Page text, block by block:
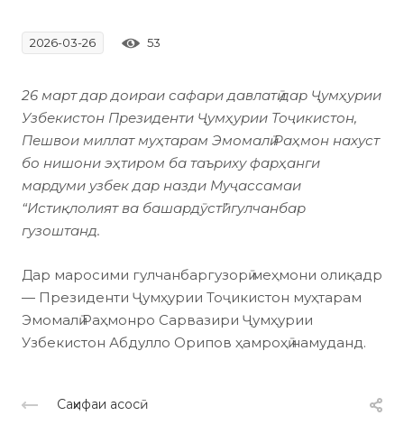
2026-03-26 53
26 март дар доираи сафари давлатӣ дар Ҷумҳурии
Узбекистон Президенти Ҷумҳурии Тоҷикистон,
Пешвои миллат муҳтарам Эмомалӣ Раҳмон нахуст
бо нишони эҳтиром ба таъриху фарҳанги
мардуми узбек дар назди Муҷассамаи
“Истиқлолият ва башардӯстӣ” гулчанбар
гузоштанд.
Дар маросими гулчанбаргузорӣ меҳмони олиқадр
— Президенти Ҷумҳурии Тоҷикистон муҳтарам
Эмомалӣ Раҳмонро Сарвазири Ҷумҳурии
Узбекистон Абдулло Орипов ҳамроҳӣ намуданд.
Саҳифаи асосӣ